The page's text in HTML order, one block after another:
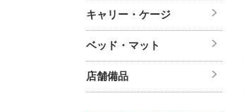
キャリー・ケージ
ベッド・マット
店舗備品